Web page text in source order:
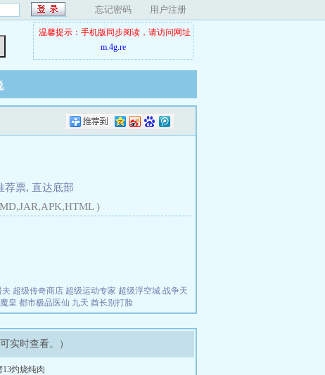
忘记密码 用户注册
温馨提示：手机版同步阅读，请访问网址
m.4g.re
荐票, 直达底部
)
夫 超级传奇商店 超级运动专家 超级浮空城 战争天
皇 都市极品医仙 九天 酋长别打脸
实时查看。）
灼烧纯肉